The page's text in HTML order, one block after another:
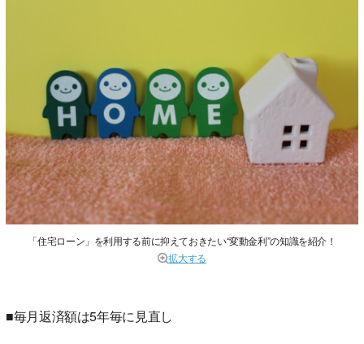
「住宅ローン」を利用する前に抑えておきたい“変動金利”の知識を紹介！
拡大する
■毎月返済額は5年毎に見直し